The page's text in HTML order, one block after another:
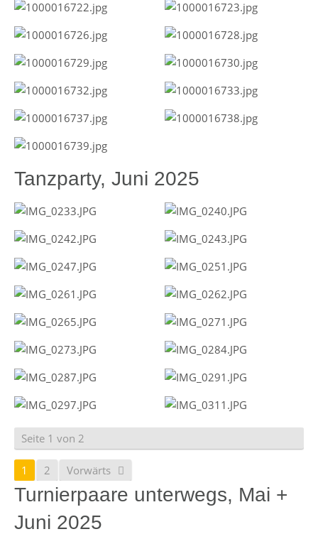
Tanzparty, Juni 2025
Seite 1 von 2
1 2 Vorwärts
Turnierpaare unterwegs, Mai +
Juni 2025